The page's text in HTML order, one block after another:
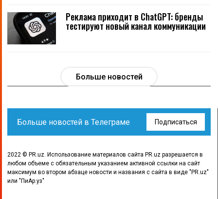
Реклама приходит в ChatGPT: бренды
тестируют новый канал коммуникации
Больше новостей
Больше новостей в Телеграме Подписаться
2022 © PR.uz. Использование материалов сайта PR.uz разрешается в
любом объеме с обязательным указанием активной ссылки на сайт
максимум во втором абзаце новости и названия с сайта в виде "PR.uz"
или "ПиАр.уз"